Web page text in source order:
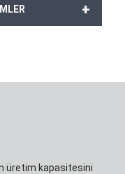
+
üretim kapasitesini